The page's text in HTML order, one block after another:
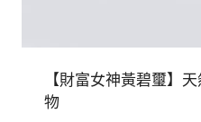
【財富女神黃碧璽】
物